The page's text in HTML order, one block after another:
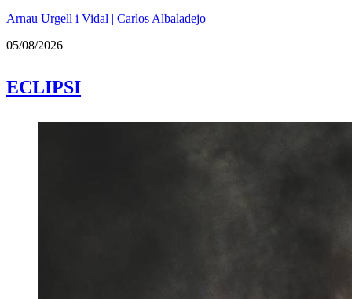
Arnau Urgell i Vidal | Carlos Albaladejo
05/08/2026
ECLIPSI